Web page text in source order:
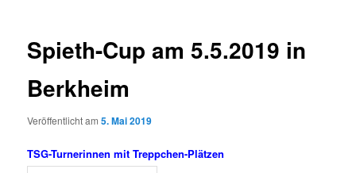
Spieth-Cup am 5.5.2019 in
Berkheim
Veröffentlicht am5. Mai 2019
TSG-Turnerinnen mit Treppchen-Plätzen